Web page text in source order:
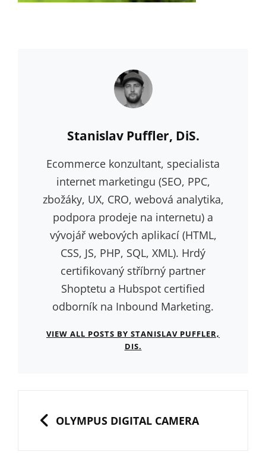
Author:
Stanislav Puffler, DiS.
Ecommerce konzultant, specialista
internet marketingu (SEO, PPC,
zbožáky, UX, CRO, webová analytika,
podpora prodeje na internetu) a
vývojář webových aplikací (HTML,
CSS, JS, PHP, SQL, XML). Hrdý
certifikovaný stříbrný partner
Shoptetu a Hubspot certified
odborník na Inbound Marketing.
VIEW ALL POSTS BY STANISLAV PUFFLER,
DIS.
pro
PREVIOUS
OLYMPUS DIGITAL CAMERA